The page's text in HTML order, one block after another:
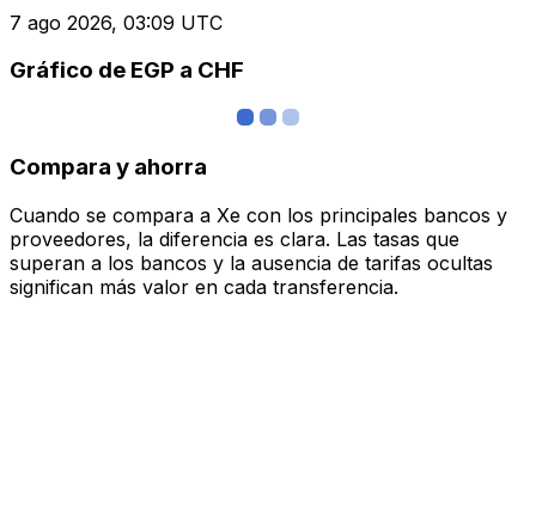
7 ago 2026, 03:09 UTC
Gráfico de EGP a CHF
Compara y ahorra
Cuando se compara a Xe con los principales bancos y
proveedores, la diferencia es clara. Las tasas que
superan a los bancos y la ausencia de tarifas ocultas
significan más valor en cada transferencia.